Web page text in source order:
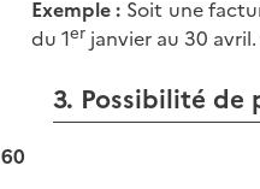
Exemple : Soit une
du 1erjanvier au 30 avril.
3. Possibilité de
60